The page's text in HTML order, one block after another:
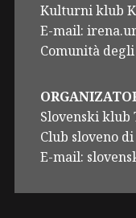
Kulturni klub
E-mail:
Comunità
Slovenski klub
Club sloveno
E-mail: